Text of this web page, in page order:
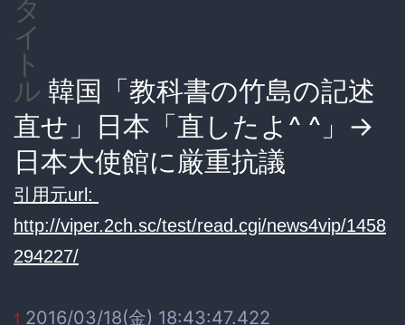
タ
イ
ト
ル 韓国「教科書の竹島の記述
直せ」日本「直したよ^ ^」→
日本大使館に厳重抗議
引用元url:
http://viper.2ch.sc/test/read.cgi/news4vip/1458
294227/
1 2016/03/18(金) 18:43:47.422